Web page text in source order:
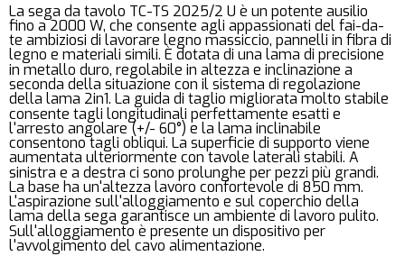
La sega da tavolo TC-TS 2025/2 U è un potente ausilio
fino a 2000 W, che consente agli appassionati del fai-da-
te ambiziosi di lavorare legno massiccio, pannelli in fibra di
legno e materiali simili. È dotata di una lama di precisione
in metallo duro, regolabile in altezza e inclinazione a
seconda della situazione con il sistema di regolazione
della lama 2in1. La guida di taglio migliorata molto stabile
consente tagli longitudinali perfettamente esatti e
l'arresto angolare (+/- 60°) e la lama inclinabile
consentono tagli obliqui. La superficie di supporto viene
aumentata ulteriormente con tavole laterali stabili. A
sinistra e a destra ci sono prolunghe per pezzi più grandi.
La base ha un'altezza lavoro confortevole di 850 mm.
L'aspirazione sull'alloggiamento e sul coperchio della
lama della sega garantisce un ambiente di lavoro pulito.
Sull'alloggiamento è presente un dispositivo per
l'avvolgimento del cavo alimentazione.